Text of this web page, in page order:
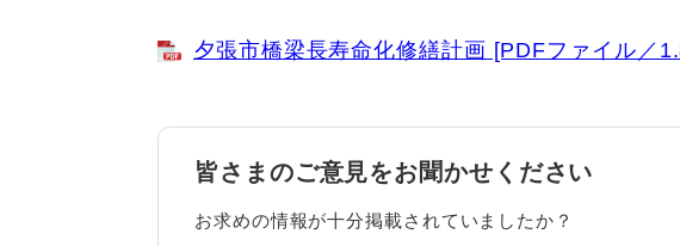
夕張市橋梁長寿命化修繕計画 [PDFファイル／
皆さまのご意見をお聞かせください
お求めの情報が十分掲載されていましたか？